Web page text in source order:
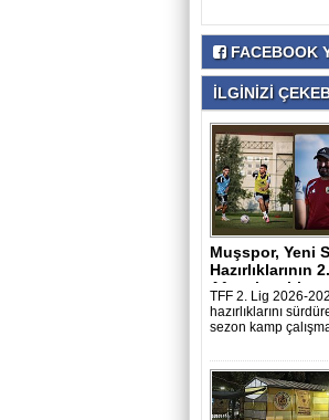
FACEBOOK
İLGİNİZİ
Muşspor, Yeni
Hazırlıklarının
Afyonkarahisa..
TFF 2. Lig 2026-
hazırlıklarını
sezon kamp